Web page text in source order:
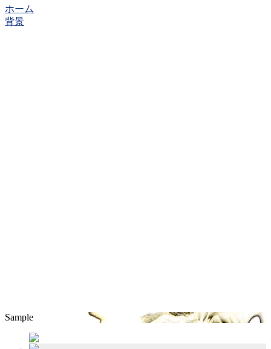
ホーム
背景
Sample